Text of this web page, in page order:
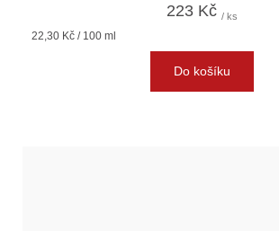
223 Kč / ks
Měrná
22,30 Kč / 100 ml
Do košíku